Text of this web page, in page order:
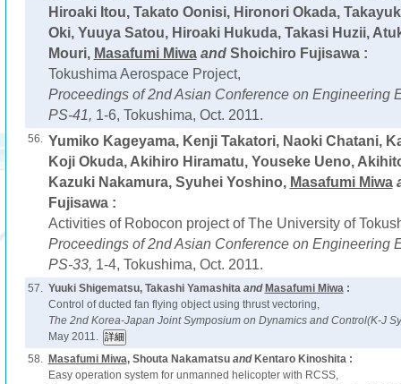
Hiroaki Itou, Takato Oonisi, Hironori Okada,
Oki, Yuuya Satou, Hiroaki Hukuda, Takasi Huzii,
Mouri, Masafumi Miwaand Shoichiro Fujisawa :
Tokushima Aerospace Project,
Proceedings of 2nd Asian Conference on Engineering
PS-41, 1-6, Tokushima, Oct. 2011.
56. Yumiko Kageyama, Kenji Takatori, Naoki Chatani,
Koji Okuda, Akihiro Hiramatu, Youseke Ueno,
Kazuki Nakamura, Syuhei Yoshino, Masafumi Miwa
Fujisawa :
Activities of Robocon project of The University of
Proceedings of 2nd Asian Conference on Engineering
PS-33, 1-4, Tokushima, Oct. 2011.
57. Yuuki Shigematsu, Takashi Yamashitaand Masafumi Miwa:
Control of ducted fan flying object using thrust vectoring,
The 2nd Korea-Japan Joint Symposium on Dynamics and Control(K-J
May 2011.
58.
Masafumi Miwa, Shouta Nakamatsuand Kentaro Kinoshita :
Easy operation system for unmanned helicopter with RCSS,